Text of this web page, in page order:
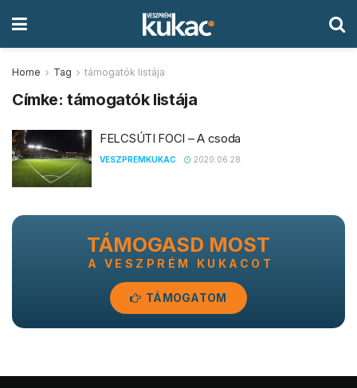
Home Tag támogatók listája
Címke:támogatók listája
FELCSÚTI FOCI – A csoda
VESZPREMKUKAC 2020.06.28.
TÁMOGASD MOST
A VESZPRÉM KUKACOT
TÁMOGATOM